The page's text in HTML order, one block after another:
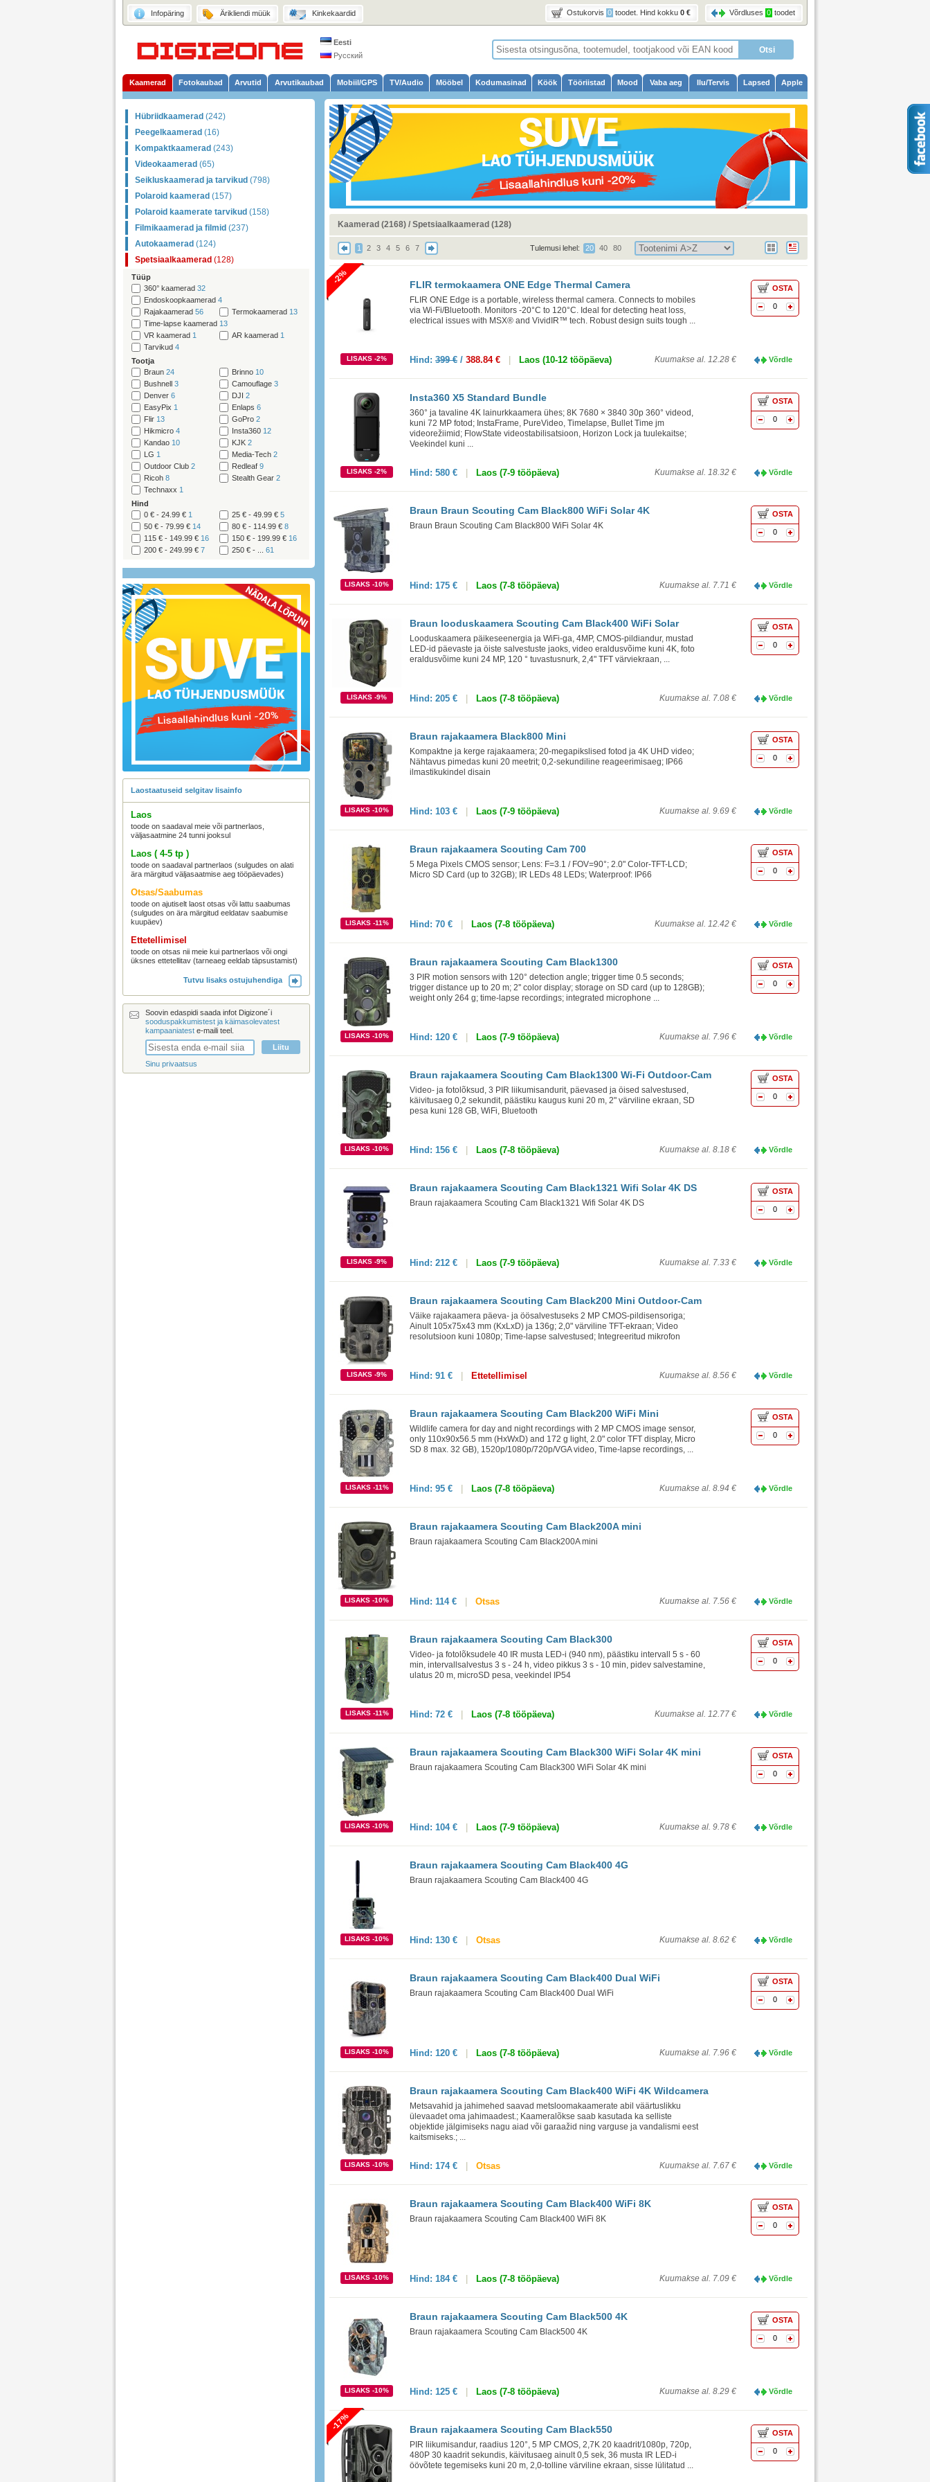
Infopäring Ärikliendi müük Kinkekaardid Ostukorvis 0 toodet . Hind kokku 0 € Võrdluses 0 toodet
Eesti
Русский
Kaamerad Fotokaubad Arvutid Arvutikaubad Mobiil/GPS TV/Audio Mööbel Kodumasinad Köök Tööriistad Mood Vaba aeg Ilu/Tervis Lapsed Apple
Hübriidkaamerad (242)
Peegelkaamerad (16)
Kompaktkaamerad (243)
Videokaamerad (65)
Seikluskaamerad ja tarvikud (798)
Polaroid kaamerad (157)
Polaroid kaamerate tarvikud (158)
Filmikaamerad ja filmid (237)
Autokaamerad (124)
Spetsiaalkaamerad (128)
Tüüp
360° kaamerad 32
Endoskoopkaamerad 4
Rajakaamerad 56 Termokaamerad 13
Time-lapse kaamerad 13
VR kaamerad 1 AR kaamerad 1
Tarvikud 4
Tootja
Braun 24 Brinno 10
Bushnell 3 Camouflage 3
Denver 6 DJI 2
EasyPix 1 Enlaps 6
Flir 13 GoPro 2
Hikmicro 4 Insta360 12
Kandao 10 KJK 2
LG 1 Media-Tech 2
Outdoor Club 2 Redleaf 9
Ricoh 8 Stealth Gear 2
Technaxx 1
Hind
0 € - 24.99 € 1 25 € - 49.99 € 5
50 € - 79.99 € 14 80 € - 114.99 € 8
115 € - 149.99 € 16 150 € - 199.99 € 16
200 € - 249.99 € 7 250 € - ... 61
Laostaatuseid selgitav lisainfo
Laos
toode on saadaval meie või partnerlaos,
väljasaatmine 24 tunni jooksul
Laos ( 4-5 tp )
toode on saadaval partnerlaos (sulgudes on alati
ära märgitud väljasaatmise aeg tööpäevades)
Otsas/Saabumas
toode on ajutiselt laost otsas või lattu saabumas
(sulgudes on ära märgitud eeldatav saabumise
kuupäev)
Ettetellimisel
toode on otsas nii meie kui partnerlaos või ongi
üksnes ettetellitav (tarneaeg eeldab täpsustamist)
Tutvu lisaks ostujuhendiga
Soovin edaspidi saada infot Digizone´i
sooduspakkumistest ja käimasolevatest
kampaaniatest e-maili teel.
Sinu privaatsus
Kaamerad (2168) / Spetsiaalkaamerad (128)
1 2 3 4 5 6 7 Tulemusi lehel: 20 40 80
FLIR termokaamera ONE Edge Thermal Camera
FLIR ONE Edge is a portable, wireless thermal camera. Connects to mobiles
via Wi-Fi/Bluetooth. Monitors -20°C to 120°C. Ideal for detecting heat loss,
electrical issues with MSX® and VividIR™ tech. Robust design suits tough ...
OSTA
0
LISAKS -2% Hind: 399 € / 388.84 € Laos (10-12 tööpäeva) Kuumakse al. 12.28 € Võrdle
-2%
Insta360 X5 Standard Bundle
360° ja tavaline 4K lainurkkaamera ühes; 8K 7680 × 3840 30p 360° videod,
kuni 72 MP fotod; InstaFrame, PureVideo, Timelapse, Bullet Time jm
videorežiimid; FlowState videostabilisatsioon, Horizon Lock ja tuulekaitse;
Veekindel kuni ...
OSTA
0
LISAKS -2% Hind: 580 € Laos (7-9 tööpäeva) Kuumakse al. 18.32 € Võrdle
Braun Braun Scouting Cam Black800 WiFi Solar 4K
Braun Braun Scouting Cam Black800 WiFi Solar 4K
OSTA
0
LISAKS -10% Hind: 175 € Laos (7-8 tööpäeva) Kuumakse al. 7.71 € Võrdle
Braun looduskaamera Scouting Cam Black400 WiFi Solar
Looduskaamera päikeseenergia ja WiFi-ga, 4MP, CMOS-pildiandur, mustad
LED-id päevaste ja öiste salvestuste jaoks, video eraldusvõime kuni 4K, foto
eraldusvõime kuni 24 MP, 120 ° tuvastusnurk, 2,4" TFT värviekraan, ...
OSTA
0
LISAKS -9% Hind: 205 € Laos (7-8 tööpäeva) Kuumakse al. 7.08 € Võrdle
Braun rajakaamera Black800 Mini
Kompaktne ja kerge rajakaamera; 20-megapikslised fotod ja 4K UHD video;
Nähtavus pimedas kuni 20 meetrit; 0,2-sekundiline reageerimisaeg; IP66
ilmastikukindel disain
OSTA
0
LISAKS -10% Hind: 103 € Laos (7-9 tööpäeva) Kuumakse al. 9.69 € Võrdle
Braun rajakaamera Scouting Cam 700
5 Mega Pixels CMOS sensor; Lens: F=3.1 / FOV=90°; 2.0" Color-TFT-LCD;
Micro SD Card (up to 32GB); IR LEDs 48 LEDs; Waterproof: IP66
OSTA
0
LISAKS -11% Hind: 70 € Laos (7-8 tööpäeva) Kuumakse al. 12.42 € Võrdle
Braun rajakaamera Scouting Cam Black1300
3 PIR motion sensors with 120° detection angle; trigger time 0.5 seconds;
trigger distance up to 20 m; 2'' color display; storage on SD card (up to 128GB);
weight only 264 g; time-lapse recordings; integrated microphone ...
OSTA
0
LISAKS -10% Hind: 120 € Laos (7-9 tööpäeva) Kuumakse al. 7.96 € Võrdle
Braun rajakaamera Scouting Cam Black1300 Wi-Fi Outdoor-Cam
Video- ja fotolõksud, 3 PIR liikumisandurit, päevased ja öised salvestused,
käivitusaeg 0,2 sekundit, päästiku kaugus kuni 20 m, 2" värviline ekraan, SD
pesa kuni 128 GB, WiFi, Bluetooth
OSTA
0
LISAKS -10% Hind: 156 € Laos (7-8 tööpäeva) Kuumakse al. 8.18 € Võrdle
Braun rajakaamera Scouting Cam Black1321 Wifi Solar 4K DS
Braun rajakaamera Scouting Cam Black1321 Wifi Solar 4K DS
OSTA
0
LISAKS -9% Hind: 212 € Laos (7-9 tööpäeva) Kuumakse al. 7.33 € Võrdle
Braun rajakaamera Scouting Cam Black200 Mini Outdoor-Cam
Väike rajakaamera päeva- ja öösalvestuseks 2 MP CMOS-pildisensoriga;
Ainult 105x75x43 mm (KxLxD) ja 136g; 2,0" värviline TFT-ekraan; Video
resolutsioon kuni 1080p; Time-lapse salvestused; Integreeritud mikrofon
LISAKS -9% Hind: 91 € Ettetellimisel Kuumakse al. 8.56 € Võrdle
Braun rajakaamera Scouting Cam Black200 WiFi Mini
Wildlife camera for day and night recordings with 2 MP CMOS image sensor,
only 110x90x56.5 mm (HxWxD) and 172 g light, 2.0" color TFT display, Micro
SD 8 max. 32 GB), 1520p/1080p/720p/VGA video, Time-lapse recordings, ...
OSTA
0
LISAKS -11% Hind: 95 € Laos (7-8 tööpäeva) Kuumakse al. 8.94 € Võrdle
Braun rajakaamera Scouting Cam Black200A mini
Braun rajakaamera Scouting Cam Black200A mini
LISAKS -10% Hind: 114 € Otsas Kuumakse al. 7.56 € Võrdle
Braun rajakaamera Scouting Cam Black300
Video- ja fotolõksudele 40 IR musta LED-i (940 nm), päästiku intervall 5 s - 60
min, intervallsalvestus 3 s - 24 h, video pikkus 3 s - 10 min, pidev salvestamine,
ulatus 20 m, microSD pesa, veekindel IP54
OSTA
0
LISAKS -11% Hind: 72 € Laos (7-8 tööpäeva) Kuumakse al. 12.77 € Võrdle
Braun rajakaamera Scouting Cam Black300 WiFi Solar 4K mini
Braun rajakaamera Scouting Cam Black300 WiFi Solar 4K mini
OSTA
0
LISAKS -10% Hind: 104 € Laos (7-9 tööpäeva) Kuumakse al. 9.78 € Võrdle
Braun rajakaamera Scouting Cam Black400 4G
Braun rajakaamera Scouting Cam Black400 4G
LISAKS -10% Hind: 130 € Otsas Kuumakse al. 8.62 € Võrdle
Braun rajakaamera Scouting Cam Black400 Dual WiFi
Braun rajakaamera Scouting Cam Black400 Dual WiFi
OSTA
0
LISAKS -10% Hind: 120 € Laos (7-8 tööpäeva) Kuumakse al. 7.96 € Võrdle
Braun rajakaamera Scouting Cam Black400 WiFi 4K Wildcamera
Metsavahid ja jahimehed saavad metsloomakaamerate abil väärtuslikku
ülevaadet oma jahimaadest.; Kaameralõkse saab kasutada ka selliste
objektide jälgimiseks nagu aiad või garaažid ning varguse ja vandalismi eest
kaitsmiseks.; ...
LISAKS -10% Hind: 174 € Otsas Kuumakse al. 7.67 € Võrdle
Braun rajakaamera Scouting Cam Black400 WiFi 8K
Braun rajakaamera Scouting Cam Black400 WiFi 8K
OSTA
0
LISAKS -10% Hind: 184 € Laos (7-8 tööpäeva) Kuumakse al. 7.09 € Võrdle
Braun rajakaamera Scouting Cam Black500 4K
Braun rajakaamera Scouting Cam Black500 4K
OSTA
0
LISAKS -10% Hind: 125 € Laos (7-8 tööpäeva) Kuumakse al. 8.29 € Võrdle
Braun rajakaamera Scouting Cam Black550
PIR liikumisandur, raadius 120°, 5 MP CMOS, 2,7K 20 kaadrit/1080p, 720p,
480P 30 kaadrit sekundis, käivitusaeg ainult 0,5 sek, 36 musta IR LED-i
öövõtete tegemiseks kuni 20 m, 2,0-tolline värviline ekraan, sisse lülitatud ...
OSTA
0
-17%